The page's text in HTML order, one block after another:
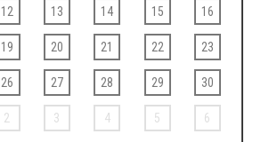
12 13 14 15 16
19 20 21 22 23
26 27 28 29 30
2 3 4 5 6